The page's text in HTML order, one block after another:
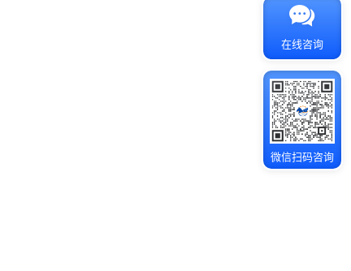
在线咨询
微信扫码咨询